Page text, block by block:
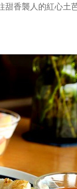
香襲人的紅心土